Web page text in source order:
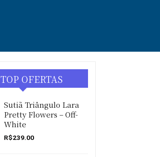
TOP OFERTAS
Sutiã Triângulo Lara
Pretty Flowers – Off-
White
R$239.00